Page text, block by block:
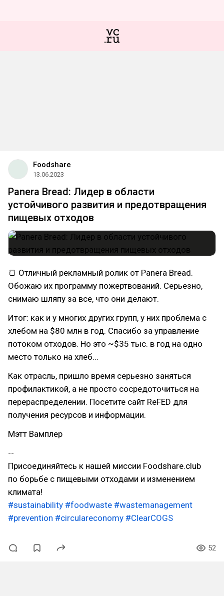
Foodshare
13.06.2023
Panera Bread: Лидер в области
устойчивого развития и предотвращения
пищевых отходов
🍞 Отличный рекламный ролик от Panera Bread.
Обожаю их программу пожертвований. Серьезно,
снимаю шляпу за все, что они делают.
Итог: как и у многих других групп, у них проблема с
хлебом на $80 млн в год. Спасибо за управление
потоком отходов. Но это ~$35 тыс. в год на одно
место только на хлеб...
Как отрасль, пришло время серьезно заняться
профилактикой, а не просто сосредоточиться на
перераспределении. Посетите сайт ReFED для
получения ресурсов и информации.
Мэтт Вамплер
--
Присоединяйтесь к нашей миссии Foodshare.club
по борьбе с пищевыми отходами и изменением
климата!
#sustainability #foodwaste #wastemanagement
#prevention #circulareconomy #ClearCOGS
52